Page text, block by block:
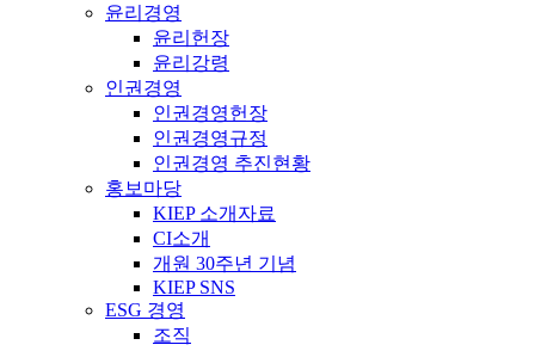
윤리경영
윤리헌장
윤리강령
인권경영
인권경영헌장
인권경영규정
인권경영 추진현황
홍보마당
KIEP 소개자료
CI소개
개원 30주년 기념
KIEP SNS
ESG 경영
조직